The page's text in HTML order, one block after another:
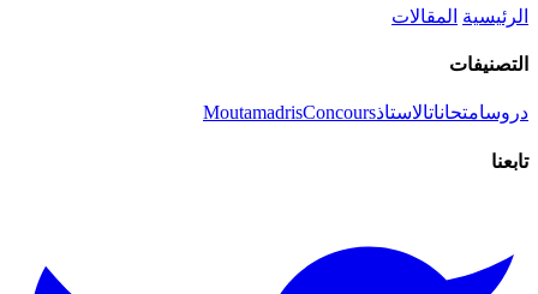
الرئيسية المقالات
التصنيفات
دروسامتحاناتالاستاذ MoutamadrisConcours
تابعنا